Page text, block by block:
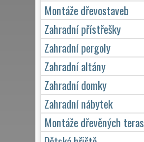
Montáže dřevostaveb
Zahradní přístřešky
Zahradní pergoly
Zahradní altány
Zahradní domky
Zahradní nábytek
Montáže dřevěných teras